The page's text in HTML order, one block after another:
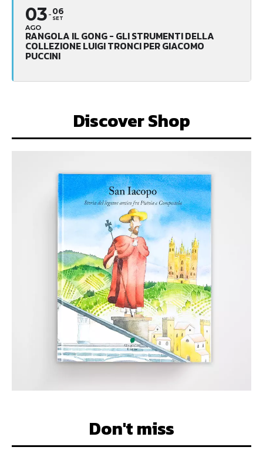
03
AGO
06
SET
RANGOLA IL GONG - GLI STRUMENTI DELLA
COLLEZIONE LUIGI TRONCI PER GIACOMO
PUCCINI
Discover Shop
Don't miss